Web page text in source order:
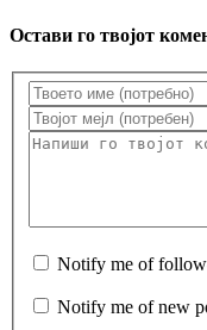
Остави го твојот
Notify me of
Notify me of new